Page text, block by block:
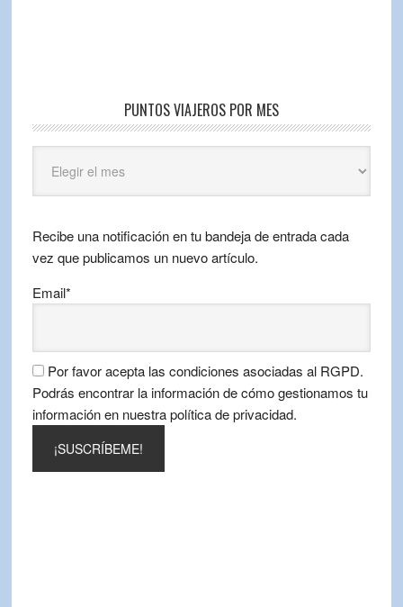
PUNTOS VIAJEROS POR MES
Viajeros
por
Recibe una notificación en tu bandeja de entrada cada
vez que publicamos un nuevo artículo.
Email*
Por favor acepta las condiciones asociadas al RGPD.
Podrás encontrar la información de cómo gestionamos tu
información en nuestra política de privacidad.